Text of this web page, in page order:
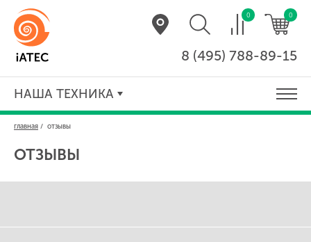
0 0
8 (495) 788-89-15
НАША ТЕХНИКА
главная / отзывы
ОТЗЫВЫ